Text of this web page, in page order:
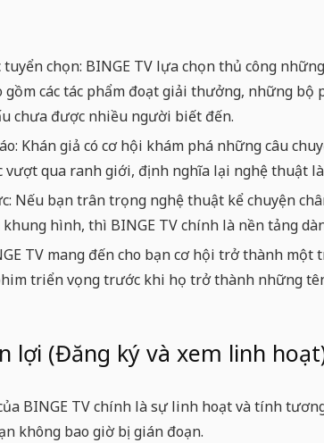
chọn: BINGE TV lựa chọn thủ công
các tác phẩm đoạt giải thưởng, những
chưa được nhiều người biết đến.
Khán giả có cơ hội khám phá những câu
qua ranh giới, định nghĩa lại nghệ thuật
Nếu bạn trân trọng nghệ thuật kể chuyện
hình, thì BINGE TV chính là nền tảng
TV mang đến cho bạn cơ hội trở thành
triển vọng trước khi họ trở thành những
lợi (Đăng ký và xem linh
BINGE TV chính là sự linh hoạt và tính
không bao giờ bị gián đoạn.